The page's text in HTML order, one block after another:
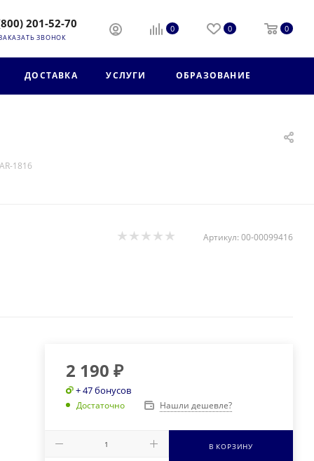
201-52-70
ЗВОНОК
0 0 0
ДОСТАВКА УСЛУГИ ОБРАЗОВАНИЕ
1816
Артикул: 00-00099416
2 190 ₽
+ 47 бонусов
Достаточно Нашли дешевле?
В КОРЗИНУ